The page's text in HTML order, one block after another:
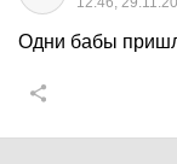
Одни бабы